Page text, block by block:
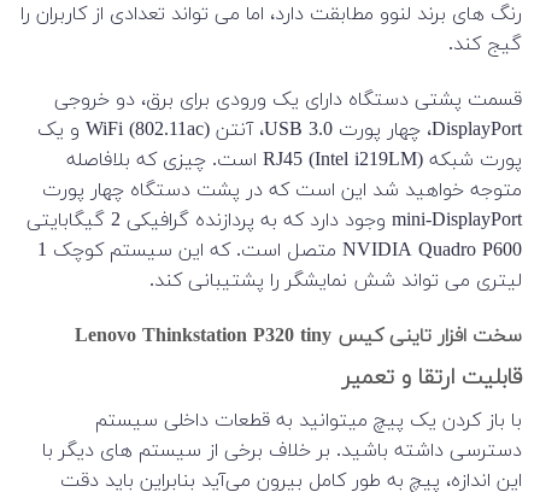
رنگ های برند لنوو مطابقت دارد، اما می تواند تعدادی از کاربران را
گیج کند.
قسمت پشتی دستگاه دارای یک ورودی برای برق، دو خروجی
DisplayPort، چهار پورت USB 3.0، آنتن WiFi (802.11ac) و یک
پورت شبکه RJ45 (Intel i219LM) است. چیزی که بلافاصله
متوجه خواهید شد این است که در پشت دستگاه چهار پورت
mini-DisplayPort وجود دارد که به پردازنده گرافیکی 2 گیگابایتی
NVIDIA Quadro P600 متصل است. که این سیستم کوچک 1
لیتری می تواند شش نمایشگر را پشتیبانی کند.
سخت افزار تاینی کیس Lenovo Thinkstation P320 tiny
قابلیت ارتقا و تعمیر
با باز کردن یک پیچ میتوانید به قطعات داخلی سیستم
دسترسی داشته باشید. بر خلاف برخی از سیستم های دیگر با
این اندازه، پیچ به طور کامل بیرون می‌آید بنابراین باید دقت